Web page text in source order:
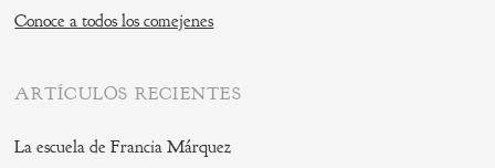
Conoce a todos los comejenes
ARTÍCULOS RECIENTES
La escuela de Francia Márquez